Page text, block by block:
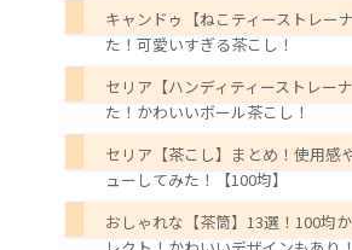
キャンドゥ【ねこティーストレー
た！可愛いすぎる茶こし！
セリア【ハンディティーストレー
た！かわいいボール茶こし！
セリア【茶こし】まとめ！使用感
ューしてみた！【100均】
おしゃれな【茶筒】13選！100均